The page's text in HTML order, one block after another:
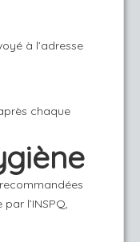
à l’adresse
chaque
l’INSPQ,